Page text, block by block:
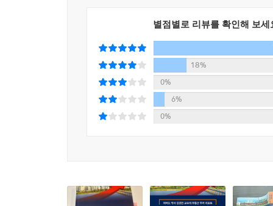
Part4는 2026년 부동산 투자자에게 꼭 필요한 6
Part5에서는 16개 대장 단지 리포트로 실투자 인
Part6에서는 2026년 집값을 전망하고 부동산 정책
Part7에서는 우리나라로 몰리는 세계 관광 수요
살펴본다.
별점별로 리뷰를 확인해 보세
18%
0%
6%
0%